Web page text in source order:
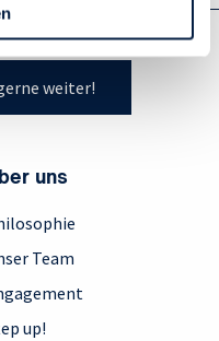
weiter!
uns
Team
up!